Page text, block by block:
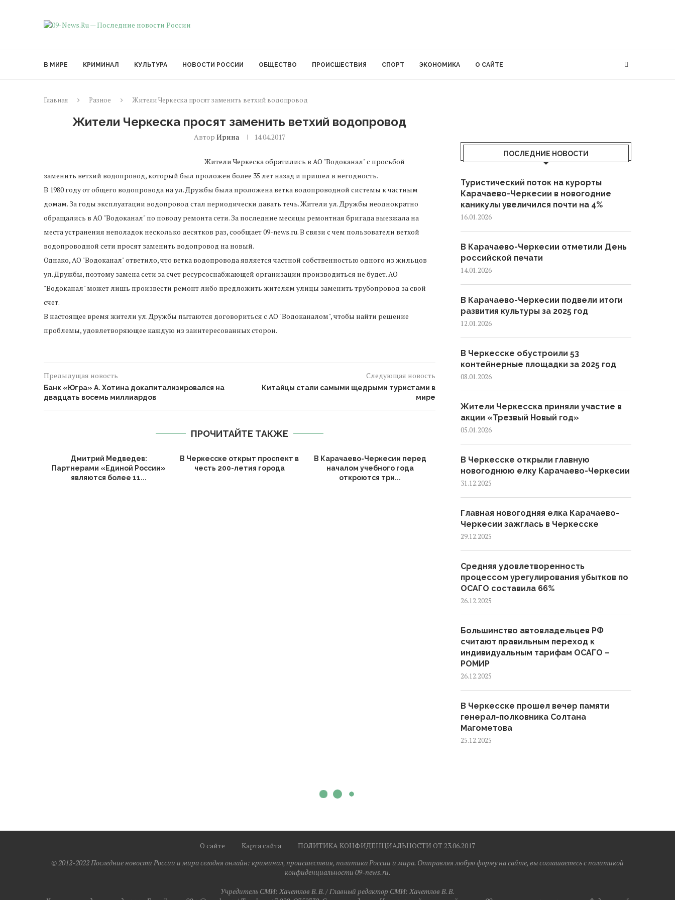
В МИРЕ КРИМИНАЛ КУЛЬТУРА НОВОСТИ РОССИИ ОБЩЕСТВО ПРОИСШЕСТВИЯ СПОРТ ЭКОНОМИКА О САЙТЕ
Главная Разное Жители Черкеска просят заменить ветхий водопровод
Жители Черкеска просят заменить ветхий водопровод
Автор Ирина 14.04.2017
Жители Черкеска обратились в АО "Водоканал" с просьбой
заменить ветхий водопровод, который был проложен более 35 лет назад и пришел в негодность.
В 1980 году от общего водопровода на ул. Дружбы была проложена ветка водопроводной системы к частным
домам. За годы эксплуатации водопровод стал периодически давать течь. Жители ул. Дружбы неоднократно
обращались в АО "Водоканал" по поводу ремонта сети. За последние месяцы ремонтная бригада выезжала на
места устранения неполадок несколько десятков раз, сообщает 09-news.ru. В связи с чем пользователи ветхой
водопроводной сети просят заменить водопровод на новый.
Однако, АО "Водоканал" ответило, что ветка водопровода является частной собственностью одного из жильцов
ул. Дружбы, поэтому замена сети за счет ресурсоснабжающей организации производиться не будет. АО
"Водоканал" может лишь произвести ремонт либо предложить жителям улицы заменить трубопровод за свой
счет.
В настоящее время жители ул. Дружбы пытаются договориться с АО "Водоканалом", чтобы найти решение
проблемы, удовлетворяющее каждую из заинтересованных сторон.
Предыдущая новость
Банк «Югра» А. Хотина докапитализировался на
двадцать восемь миллиардов
Следующая новость
Китайцы стали самыми щедрыми туристами в
мире
ПРОЧИТАЙТЕ ТАКЖЕ
Дмитрий Медведев:
Партнерами «Единой России»
являются более 11...
В Черкесске открыт проспект в
честь 200-летия города
В Карачаево-Черкесии перед
началом учебного года
откроются три...
ПОСЛЕДНИЕ НОВОСТИ
Туристический поток на курорты
Карачаево-Черкесии в новогодние
каникулы увеличился почти на 4%
16.01.2026
В Карачаево-Черкесии отметили День
российской печати
14.01.2026
В Карачаево-Черкесии подвели итоги
развития культуры за 2025 год
12.01.2026
В Черкесске обустроили 53
контейнерные площадки за 2025 год
08.01.2026
Жители Черкесска приняли участие в
акции «Трезвый Новый год»
05.01.2026
В Черкесске открыли главную
новогоднюю елку Карачаево-Черкесии
31.12.2025
Главная новогодняя елка Карачаево-
Черкесии зажглась в Черкесске
29.12.2025
Средняя удовлетворенность
процессом урегулирования убытков по
ОСАГО составила 66%
26.12.2025
Большинство автовладельцев РФ
считают правильным переход к
индивидуальным тарифам ОСАГО –
РОМИР
26.12.2025
В Черкесске прошел вечер памяти
генерал-полковника Солтана
Магометова
25.12.2025
О сайте Карта сайта
ПОЛИТИКА КОНФИДЕНЦИАЛЬНОСТИ ОТ 23.06.2017
© 2012-2022 Последние новости России и мира сегодня онлайн: криминал, происшествия, политика России и мира. Отправляя любую форму на сайте, вы соглашаетесь с политикой
конфиденциальности 09-news.ru.
Учредитель СМИ: Хaчeтлoв B. B. / Главный редактор СМИ: Хaчeтлoв B. B.